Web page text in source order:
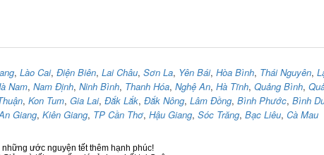
, Lào Cai, Điện Biên, Lai Châu, Sơn La, Yên Bái, Hòa Bình, Thái Nguyên,
Nam, Nam Định, Ninh Bình, Thanh Hóa, Nghệ An, Hà Tĩnh, Quảng Bình,
, Kon Tum, Gia Lai, Đắk Lắk, Đắk Nông, Lâm Đồng, Bình Phước, Bình
Giang, Kiên Giang, TP Cần Thơ, Hậu Giang, Sóc Trăng, Bạc Liêu, Cà Mau
ước nguyện tết thêm hạnh phúc!